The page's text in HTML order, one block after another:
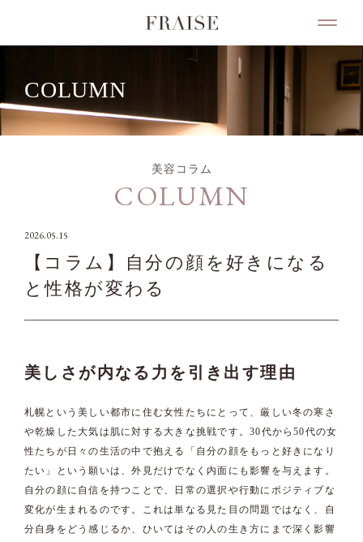
COLUMN
美容コラム
COLUMN
2026.05.15
【コラム】自分の顔を好きになる
と性格が変わる
美しさが内なる力を引き出す理由
札幌という美しい都市に住む女性たちにとって、厳しい冬の寒さ
や乾燥した大気は肌に対する大きな挑戦です。30代から50代の女
性たちが日々の生活の中で抱える「自分の顔をもっと好きになり
たい」という願いは、外見だけでなく内面にも影響を与えます。
自分の顔に自信を持つことで、日常の選択や行動にポジティブな
変化が生まれるのです。これは単なる見た目の問題ではなく、自
分自身をどう感じるか、ひいてはその人の生き方にまで深く影響